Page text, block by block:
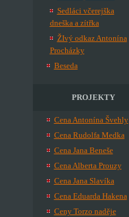
Sedláci včerejška
dneška a zítřka
ŽIvý odkaz Antonína
Procházky
Beseda
PROJEKTY
Cena Antonína Švehly
Cena Rudolfa Medka
Cena Jana Beneše
Cena Alberta Prouzy
Cena Jana Slavíka
Cena Eduarda Hakena
Ceny Torzo naděje